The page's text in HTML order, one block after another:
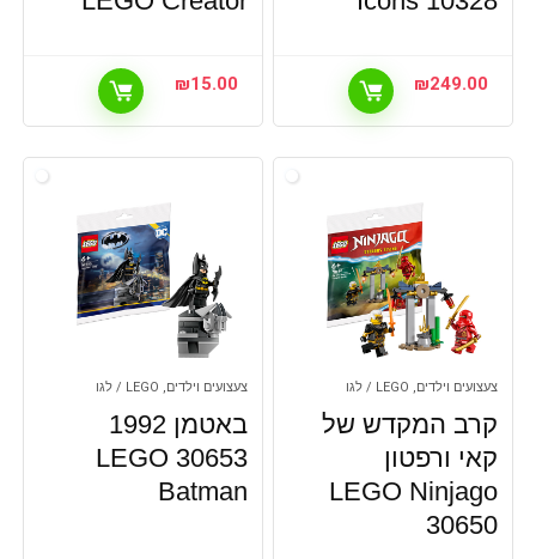
₪249.00
₪15.00
צעצועים וילדים, LEGO / לגו
קרב המקדש של
קאי ורפטון
LEGO Ninjago
30650
צעצועים וילדים, LEGO / לגו
באטמן 1992
30653 LEGO
Batman